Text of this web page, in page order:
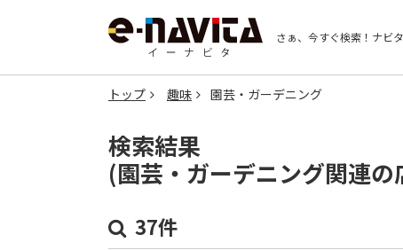
さぁ、今すぐ検索！ ナビ
トップ 趣味 園芸・ガーデニング
検索結果
(園芸・ガーデニング関連の
37件